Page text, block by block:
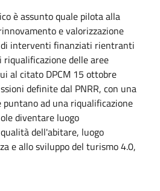
è assunto quale pilota alla
e valorizzazione
di interventi finanziati rientranti
riqualificazione delle aree
al citato DPCM 15 ottobre
definite dal PNRR, con una
ad una riqualificazione
diventare luogo
dell'abitare, luogo
e allo sviluppo del turismo 4.0,